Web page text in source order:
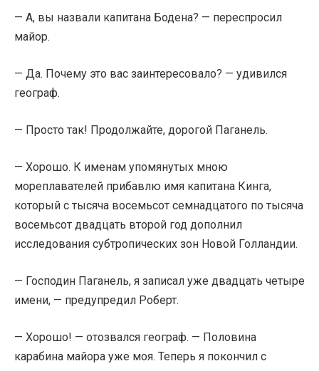
— А, вы назвали капитана Бодена? — переспросил
майор.
— Да. Почему это вас заинтересовало? — удивился
географ.
— Просто так! Продолжайте, дорогой Паганель.
— Хорошо. К именам упомянутых мною
мореплавателей прибавлю имя капитана Кинга,
который с тысяча восемьсот семнадцатого по тысяча
восемьсот двадцать второй год дополнил
исследования субтропических зон Новой Голландии.
— Господин Паганель, я записал уже двадцать четыре
имени, — предупредил Роберт.
— Хорошо! — отозвался географ. — Половина
карабина майора уже моя. Теперь я покончил с